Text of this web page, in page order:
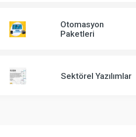
Otomasyon
Paketleri
Sektörel Yazılımlar